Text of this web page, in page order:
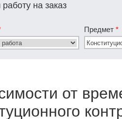
на заказ
Предмет *
от